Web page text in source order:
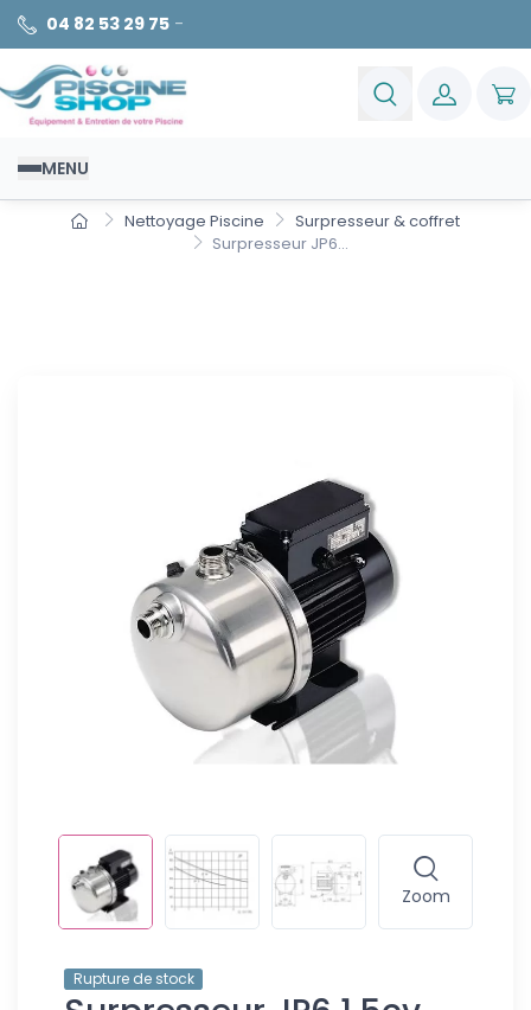
04 82 53 29 75 -
MENU
Nettoyage Piscine
Surpresseur & coffret
Surpresseur JP6...
Zoom
Rupture de stock